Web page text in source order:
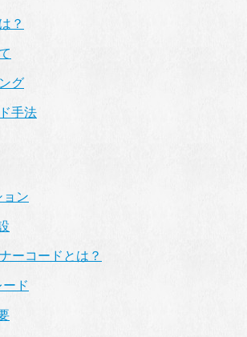
？
グ
手法
ョン
ーコードとは？
ド